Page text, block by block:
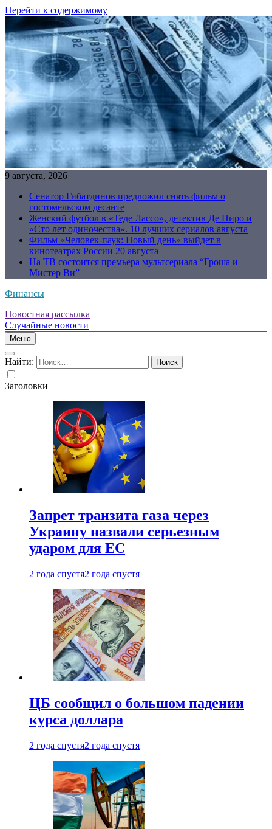
Перейти к содержимому
9 августа, 2026
Сенатор Гибатдинов предложил снять фильм о
гостомельском десанте
Женский футбол в «Теде Лассо», детектив Де Ниро и
«Сто лет одиночества». 10 лучших сериалов августа
Фильм «Человек-паук: Новый день» выйдет в
кинотеатрах России 20 августа
На ТВ состоится премьера мультсериала “Гроша и
Мистер Ви”
Финансы
Новостная рассылка
Случайные новости
Меню
Найти:
Заголовки
Запрет транзита газа через
Украину назвали серьезным
ударом для ЕС
2 года спустя2 года спустя
ЦБ сообщил о большом падении
курса доллара
2 года спустя2 года спустя